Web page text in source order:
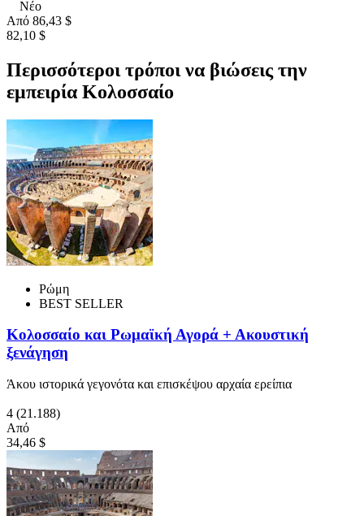
Νέο
Από 86,43 $
82,10 $
Περισσότεροι τρόποι να βιώσεις την
εμπειρία Κολοσσαίο
Ρώμη
BEST SELLER
Κολοσσαίο και Ρωμαϊκή Αγορά + Ακουστική
ξενάγηση
Άκου ιστορικά γεγονότα και επισκέψου αρχαία ερείπια
4 (21.188)
Από
34,46 $